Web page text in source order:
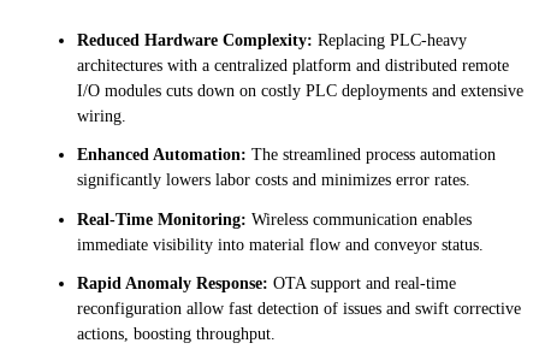
Reduced Hardware Complexity: Replacing PLC-heavy
architectures with a centralized platform and distributed remote
I/O modules cuts down on costly PLC deployments and extensive
wiring.
Enhanced Automation: The streamlined process automation
significantly lowers labor costs and minimizes error rates.
Real-Time Monitoring: Wireless communication enables
immediate visibility into material flow and conveyor status.
Rapid Anomaly Response: OTA support and real-time
reconfiguration allow fast detection of issues and swift corrective
actions, boosting throughput.